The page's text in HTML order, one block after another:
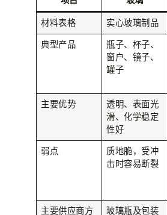
材料表格 实心玻璃制品
典型产品
瓶子、杯子、
窗户、镜子、
罐子
主要优势
透明、表面光
滑、化学稳定
性好
弱点
质地脆，受冲
击时容易断裂
主要供应商方
玻璃瓶及包装